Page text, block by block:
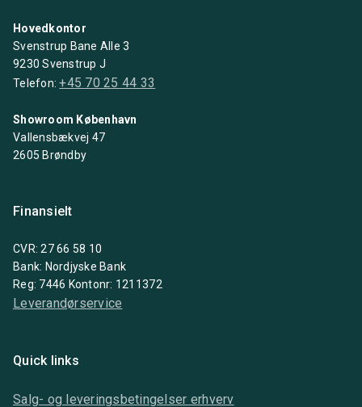
Hovedkontor
Svenstrup Bane Alle 3
9230 Svenstrup J
Telefon:+45 70 25 44 33
Showroom København
Vallensbækvej 47
2605 Brøndby
Finansielt
CVR: 27 66 58 10
Bank: Nordjyske Bank
Reg: 7446 Kontonr: 1211372
Leverandørservice
Quick links
Salg- og leveringsbetingelser erhverv